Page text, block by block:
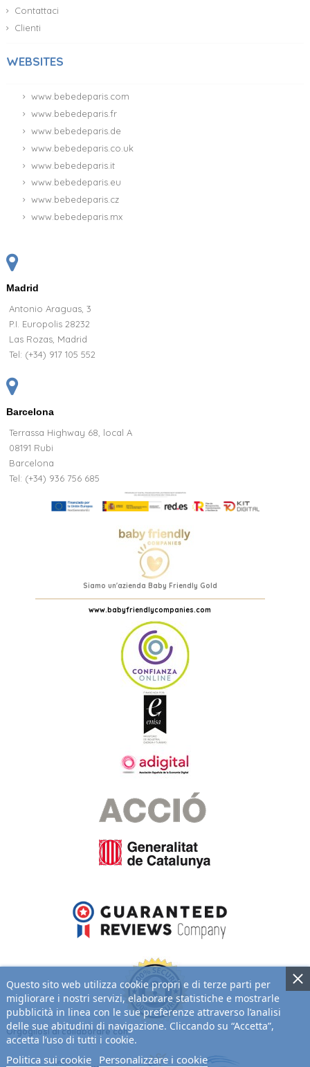
Contattaci
Clienti
WEBSITES
www.bebedeparis.com
www.bebedeparis.fr
www.bebedeparis.de
www.bebedeparis.co.uk
www.bebedeparis.it
www.bebedeparis.eu
www.bebedeparis.cz
www.bebedeparis.mx
Madrid
Antonio Araguas, 3
P.I. Europolis 28232
Las Rozas, Madrid
Tel: (+34) 917 105 552
Barcelona
Terrassa Highway 68, local A
08191 Rubi
Barcelona
Tel: (+34) 936 756 685
Siamo un'azienda Baby Friendly Gold
www.babyfriendlycompanies.com
Orgogliosi di collaborare con:
Questo sito web utilizza cookie propri e di terze parti per
migliorare i nostri servizi, elaborare statistiche e mostrarle
pubblicità in linea con le sue preferenze attraverso l’analisi
delle sue abitudini di navigazione. Cliccando su “Accetta”,
accetta l’uso di tutti i cookie.
Politica sui cookie Personalizzare i cookie